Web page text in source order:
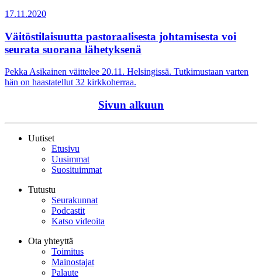
17.11.2020
Väitöstilaisuutta pastoraalisesta johtamisesta voi
seurata suorana lähetyksenä
Pekka Asikainen väittelee 20.11. Helsingissä. Tutkimustaan varten
hän on haastatellut 32 kirkkoherraa.
Sivun alkuun
Uutiset
Etusivu
Uusimmat
Suosituimmat
Tutustu
Seurakunnat
Podcastit
Katso videoita
Ota yhteyttä
Toimitus
Mainostajat
Palaute